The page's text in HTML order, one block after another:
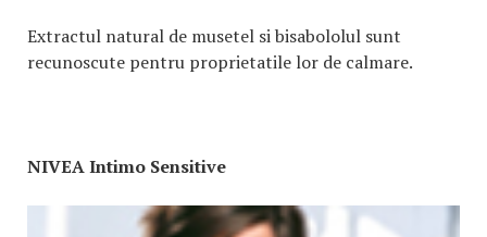
Extractul natural de musetel si bisabololul sunt
recunoscute pentru proprietatile lor de calmare.
NIVEA Intimo Sensitive